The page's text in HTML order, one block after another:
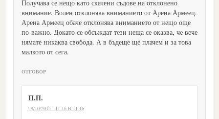
Получава се нещо като скачени съдове на отклонено
внимание. Волен отклонява вниманието от Арена Армеец.
Арена Армеец обаче отклонява вниманието от нещо още
по-важно. Докато се обсъждат тези неща се оказва, че вече
нямате никаква свобода. А в бъдеще ще плачем и за това
малкото от сега.
ОТГОВОР
П.П.
29/10/2015 · 11:16 В 11:16